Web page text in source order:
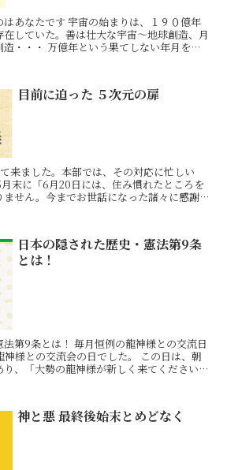
あなたです 宇宙の始まりは、１９０億年
していた。善は壮大な宇宙～地球創造、月
・・・ 万億年という果てしない年月をか
目前に迫った ５次元の扉
来ました。本部では、その対応に忙しい
末に「6月20日には、住み慣れたところを
せん。今までお世話になった諸々に感謝
日本の隠された歴史・憲法第9条
とは！
第9条とは！ 毎月恒例の龍神様との交流日
様との交流会の日でした。 この日は、朝
、「大勢の龍神様が新しく来てくださいま
神と悪 最終後始末とめどなく